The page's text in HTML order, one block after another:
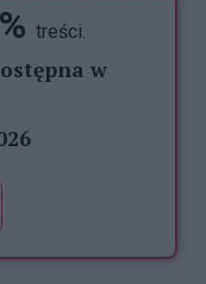
treści.
w